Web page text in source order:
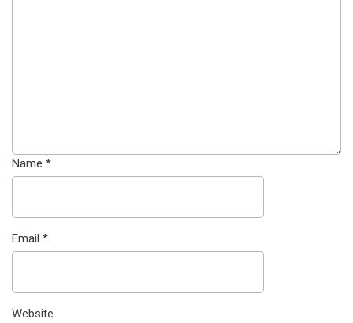
Name *
Email *
Website